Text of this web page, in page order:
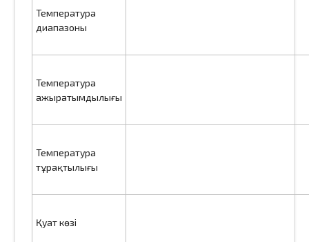
Температура
диапазоны
Температура
ажыратымдылығы
Температура
тұрақтылығы
Қуат көзі